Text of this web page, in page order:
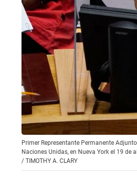
Primer Representante Permanente
Naciones Unidas, en Nueva York el 19 de
/ TIMOTHY A. CLARY